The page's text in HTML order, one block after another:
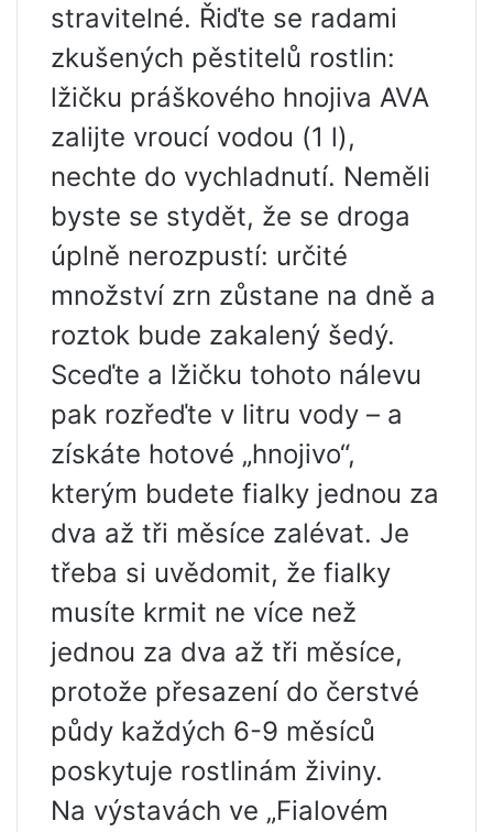
stravitelné. Řiďte se radami
zkušených pěstitelů rostlin:
lžičku práškového hnojiva AVA
zalijte vroucí vodou (1 l),
nechte do vychladnutí. Neměli
byste se stydět, že se droga
úplně nerozpustí: určité
množství zrn zůstane na dně a
roztok bude zakalený šedý.
Sceďte a lžičku tohoto nálevu
pak rozřeďte v litru vody – a
získáte hotové „hnojivo“,
kterým budete fialky jednou za
dva až tři měsíce zalévat. Je
třeba si uvědomit, že fialky
musíte krmit ne více než
jednou za dva až tři měsíce,
protože přesazení do čerstvé
půdy každých 6-9 měsíců
poskytuje rostlinám živiny.
Na výstavách ve „Fialovém